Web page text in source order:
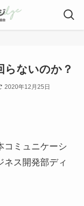
らないのか？
2020年12月25日
コミュニケーシ
ネス開発部ディ